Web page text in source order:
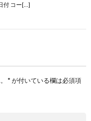
付 コー[…]
*が付いている欄は必須項